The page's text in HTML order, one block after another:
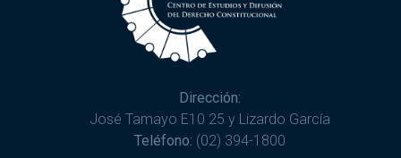
Dirección:
José Tamayo E10 25 y Lizardo García
Teléfono: (02) 394-1800